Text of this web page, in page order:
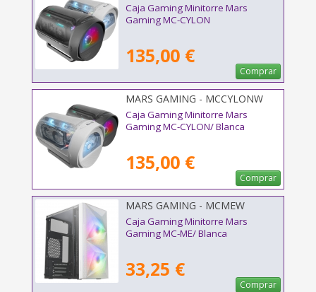
Caja Gaming Minitorre Mars
Gaming MC-CYLON
135,00 €
Comprar
MARS GAMING - MCCYLONW
Caja Gaming Minitorre Mars
Gaming MC-CYLON/ Blanca
135,00 €
Comprar
MARS GAMING - MCMEW
Caja Gaming Minitorre Mars
Gaming MC-ME/ Blanca
33,25 €
Comprar